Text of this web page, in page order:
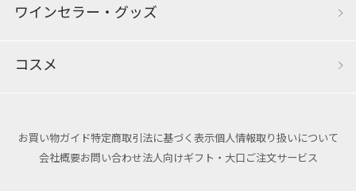
ワインセラー・グッズ
コスメ
お買い物ガイド特定商取引法に基づく表示個人情報取り扱いについて
会社概要お問い合わせ法人向けギフト・大口ご注文サービス